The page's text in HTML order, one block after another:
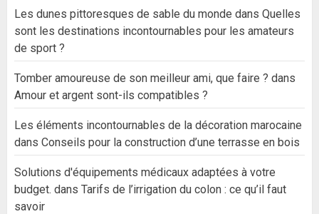
Les dunes pittoresques de sable du monde dans Quelles
sont les destinations incontournables pour les amateurs
de sport ?
Tomber amoureuse de son meilleur ami, que faire ? dans
Amour et argent sont-ils compatibles ?
Les éléments incontournables de la décoration marocaine
dans Conseils pour la construction d’une terrasse en bois
Solutions d'équipements médicaux adaptées à votre
budget. dans Tarifs de l’irrigation du colon : ce qu’il faut
savoir